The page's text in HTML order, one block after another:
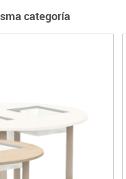
categoría